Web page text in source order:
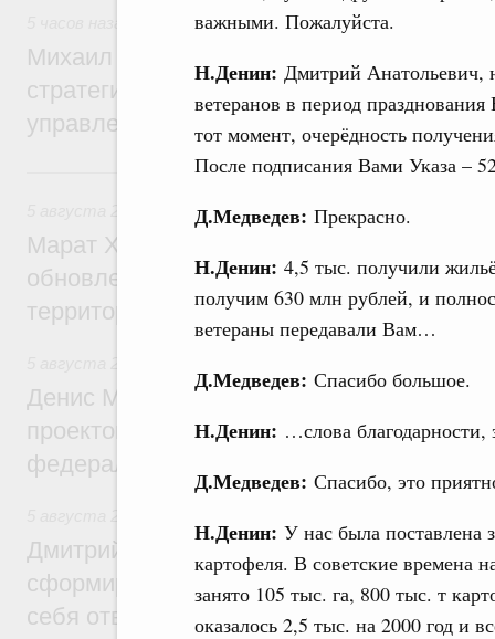
важными. Пожалуйста.
Н.Денин: Дмитрий Анатольевич,
ветеранов в период
тот момент, очерёдность
После подписания Вами Указа –
Д.Медведев: Прекрасно.
Н.Денин: 4,5 тыс. получили
получим 630 млн рублей, и
ветераны передавали Вам…
Д.Медведев: Спасибо большое.
Н.Денин: …слова благодарности,
Д.Медведев: Спасибо, это
Н.Денин: У нас была поставлена
картофеля. В советские времена
занято 105 тыс. га, 800 тыс. т
оказалось 2,5 тыс. на 2000 год и
Технологическое развитие. Инновации
Михаил Мишустин дал поручения по
стратегической сессии о
управления научно-технологическим
Вчера
Жилищно-коммунальное хозяйство
Марат Хуснуллин: Более 4,3 тыс.
обновлено в России при участии Фонда
территорий
Денис Мантуров провёл совещание по
проектов института кураторства в
федеральном округе
Дмитрий Чернышенко: Всемирный
сформировал целое сообщество людей,
себя ответственность за будущее